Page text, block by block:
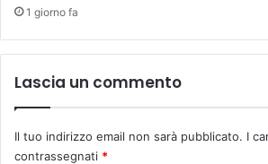
1 giorno fa
Lascia un commento
Il tuo indirizzo email non sarà pubblicato. I
contrassegnati *